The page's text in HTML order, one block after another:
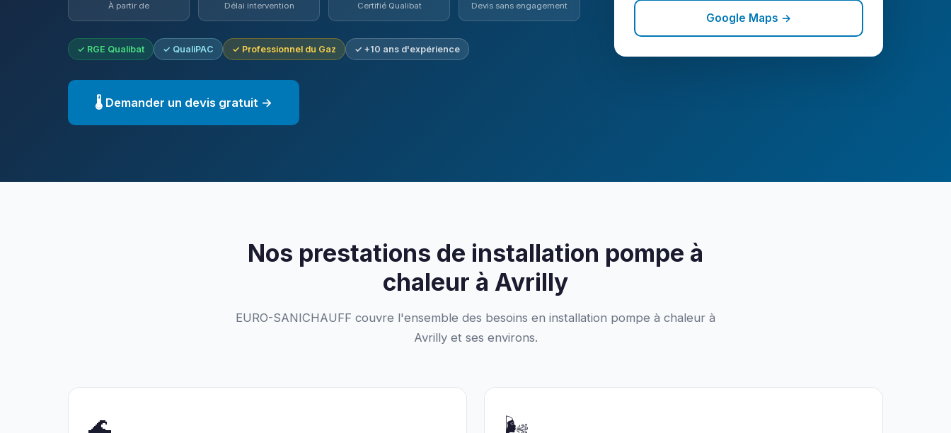
À partir de Délai intervention Certifié Qualibat Devis sans engagement
✓ RGE Qualibat ✓ QualiPAC ✓ Professionnel du Gaz ✓ +10 ans d'expérience
🌡️ Demander un devis gratuit →
Google Maps →
Nos prestations de installation pompe à
chaleur à Avrilly
EURO-SANICHAUFF couvre l'ensemble des besoins en installation pompe à chaleur à
Avrilly et ses environs.
🌊 🌬️